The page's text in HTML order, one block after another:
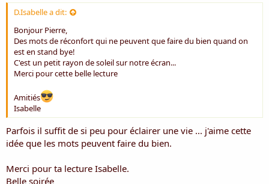
D.Isabelle a dit:
Bonjour Pierre,
Des mots de réconfort qui ne peuvent que faire du bien quand on
est en stand bye!
C'est un petit rayon de soleil sur notre écran...
Merci pour cette belle lecture
Amitiés
Isabelle
Parfois il suffit de si peu pour éclairer une vie ... j'aime cette
idée que les mots peuvent faire du bien.
Merci pour ta lecture Isabelle.
Belle soirée